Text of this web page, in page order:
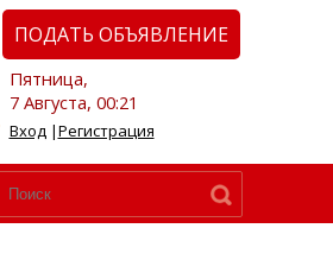
ПОДАТЬ ОБЪЯВЛЕНИЕ
Пятница,
7 Августа, 00:21
Вход|Регистрация